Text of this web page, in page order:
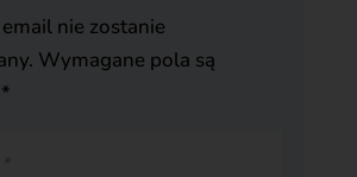
nie zostanie
Wymagane pola są
*